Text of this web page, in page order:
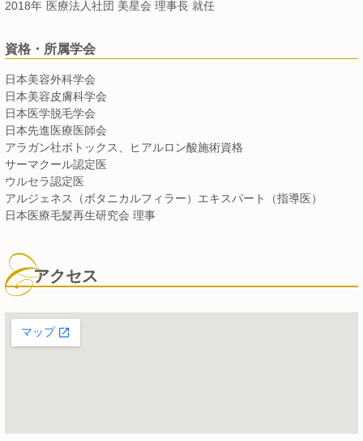
2018年 医療法人社団 美星会 理事長 就任
資格・所属学会
日本美容外科学会
日本美容皮膚科学会
日本医学脱毛学会
日本先進医療医師会
アラガン社ボトックス、ヒアルロン酸施術資格
サーマクール認定医
ウルセラ認定医
アルジェネス（ボタニカルフィラー）エキスパート（指導医）
日本医療毛髪再生研究会 理事
アクセス